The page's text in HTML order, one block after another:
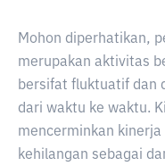
Mohon diperhatikan,
merupakan aktivitas
bersifat fluktuatif dan
dari waktu ke waktu.
mencerminkan
kehilangan sebagai